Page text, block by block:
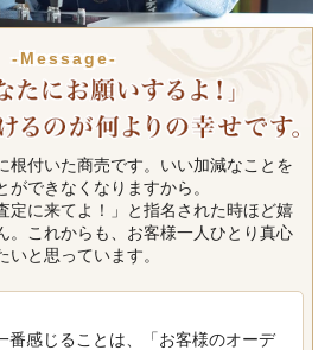
-Message-
根付いた商売です。いい加減なことを
ができなくなりますから。
定に来てよ！」と指名された時ほど嬉
。これからも、お客様一人ひとり真心
と思っています。
番感じることは、「お客様のオーデ